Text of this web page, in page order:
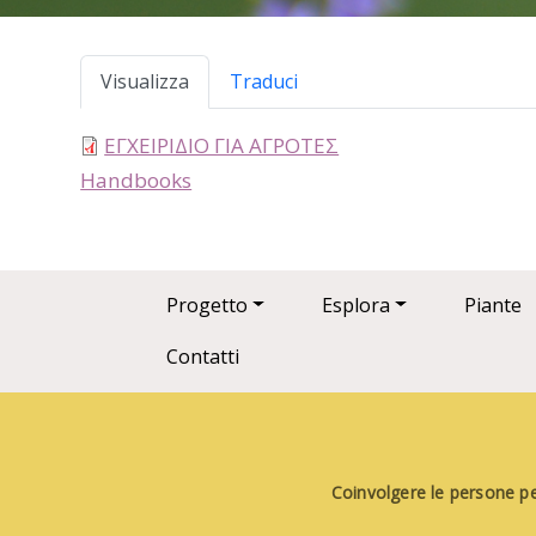
Schede primarie
Visualizza Traduci
ΕΓΧΕΙΡΙΔΙΟ ΓΙΑ ΑΓΡΟΤΕΣ
type
Handbooks
Main navigation
Progetto Esplora Piante
Contatti
Coinvolgere le persone